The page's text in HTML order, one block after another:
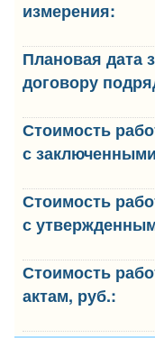
измерения:
Плановая дата
договору
Стоимость
с
Стоимость
с
Стоимость
актам, руб.: